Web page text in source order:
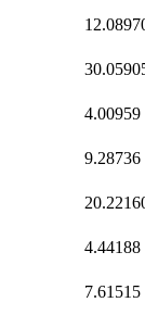
4.00959
9.28736
4.44188
7.61515